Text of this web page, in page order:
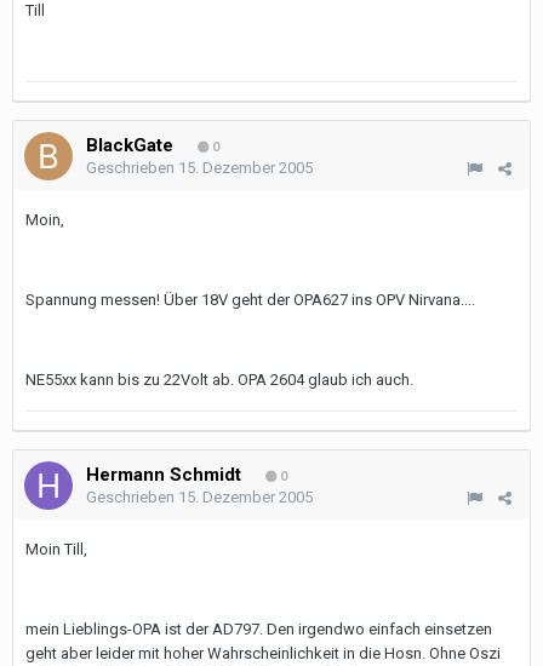
Till
BlackGate 0
Geschrieben 15. Dezember 2005
Moin,
Spannung messen! Über 18V geht der OPA627 ins OPV Nirvana....
NE55xx kann bis zu 22Volt ab. OPA 2604 glaub ich auch.
Hermann Schmidt 0
Geschrieben 15. Dezember 2005
Moin Till,
mein Lieblings-OPA ist der AD797. Den irgendwo einfach einsetzen
geht aber leider mit hoher Wahrscheinlichkeit in die Hosn. Ohne Oszi